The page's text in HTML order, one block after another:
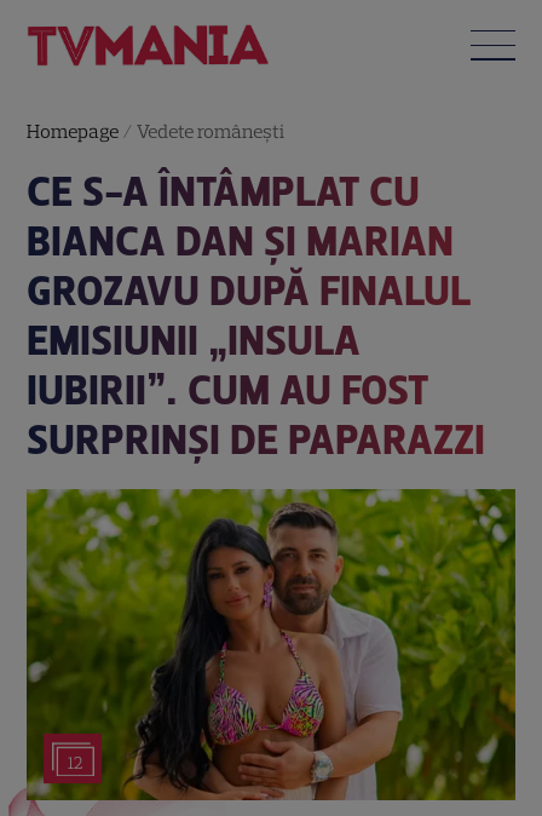
Homepage /Vedete româneşti
CE S-A ÎNTÂMPLAT CU
BIANCA DAN ȘI MARIAN
GROZAVU DUPĂ FINALUL
EMISIUNII „INSULA
IUBIRII”. CUM AU FOST
SURPRINȘI DE PAPARAZZI
12